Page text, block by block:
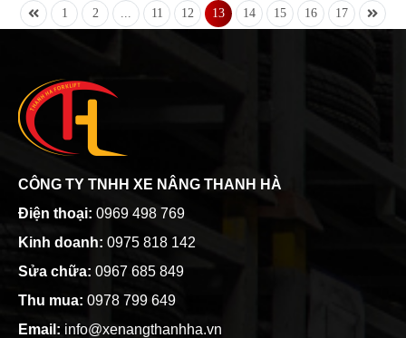
1 2 11 12 13 14 15 16 17
CÔNG TY TNHH XE NÂNG THANH HÀ
Điện thoại: 0969 498 769
Kinh doanh: 0975 818 142
Sửa chữa: 0967 685 849
Thu mua: 0978 799 649
Email: info@xenangthanhha.vn